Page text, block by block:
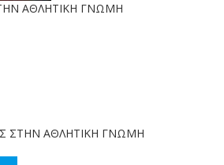
ΑΘΛΗΤΙΚΗ ΓΝΩΜΗ
ΣΤΗΝ ΑΘΛΗΤΙΚΗ ΓΝΩΜΗ